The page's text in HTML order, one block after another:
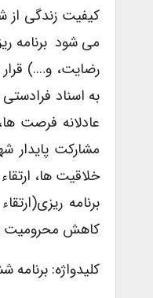
کیفیت زندگی از
می شود برنامه
رضایت، و….) قرار
به اسناد
عادلانه فرصت
مشارکت پایدار
خلاقیت ها،
برنامه
کاهش محرومیت
کلیدواژه: